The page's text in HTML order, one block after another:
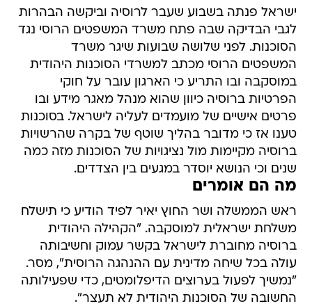
ישראל פנתה בשבוע שעבר לרוסיה וביקשה הבהרות
לגבי הבדיקה שבה פתח משרד המשפטים הרוסי נגד
הסוכנות. לפני שלושה שבועות שיגר משרד
המשפטים הרוסי מכתב למשרדי הסוכנות היהודית
במוסקבה ובו התריע כי הארגון עובר על חוקי
הפרטיות ברוסיה כיוון שהוא מנהל מאגר מידע ובו
פרטים אישיים של מועמדים לעליה לישראל. בסוכנות
טענו אז כי מדובר בהליך שוטף של בקרה שהרשויות
ברוסיה מקיימות מול נציגויות של הסוכנות מזה כמה
שנים וכי הנושא יוסדר במגעים בין הצדדים.
מה הם אומרים
ראש הממשלה ושר החוץ יאיר לפיד הודיע כי תישלח
משלחת ישראלית למוסקבה. "הקהילה היהודית
ברוסיה מחוברת לישראל בקשר עמוק וחשיבותה
עולה בכל שיחה מדינית עם ההנהגה הרוסית", מסר.
"נמשיך לפעול בערוצים הדיפלומטים, כדי שפעילותה
החשובה של הסוכנות היהודית לא תעצר".